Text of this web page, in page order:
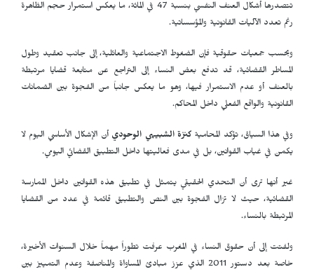
تتصدرها أشكال العنف النفسي بنسبة 47 في المائة، ما يعكس استمرار حجم الظاهرة
رغم تعدد الآليات القانونية والمؤسساتية.
وبحسب جمعيات حقوقية فإن الضغوط الاجتماعية والعائلية، إلى جانب تعقيد وطول
المساطر القضائية، قد تدفع بعض النساء إلى التراجع عن متابعة قضايا مرتبطة
بالعنف أو عدم الاستمرار فيها، وهو ما يعكس جانباً من الفجوة بين الضمانات
القانونية والواقع الفعلي داخل المحاكم.
وفي هذا السياق، تؤكد المحامية كنزة الشبيهي الوحودي أن الإشكال الأساسي اليوم لا
يكمن في غياب القوانين، بل في مدى فعاليتها داخل التطبيق القضائي اليومي.
غير أنها ترى أن التحدي الحقيقي يتمثل في تطبيق هذه القوانين داخل الممارسة
القضائية، حيث لا تزال الفجوة بين النص والتطبيق قائمة في عدد من القضايا
المرتبطة بالنساء.
ولفتت إلى أن حقوق النساء في المغرب عرفت تطوراً مهماً خلال السنوات الأخيرة،
خاصة بعد دستور 2011 الذي عزز مبادئ المساواة والمناصفة وعدم التمييز بين